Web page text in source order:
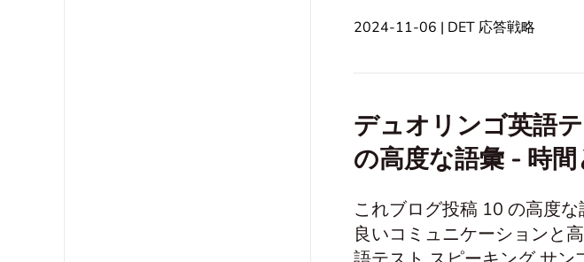
および歴史的トピック 旅行と地理 健康とウェルネス エンターテイメントとメディア 倫理と
2024-11-06 | DET 応答戦略
デュオリンゴ英語
の高度な語彙 - 時
これブログ投稿 10 の高度
良いコミュニケーションと